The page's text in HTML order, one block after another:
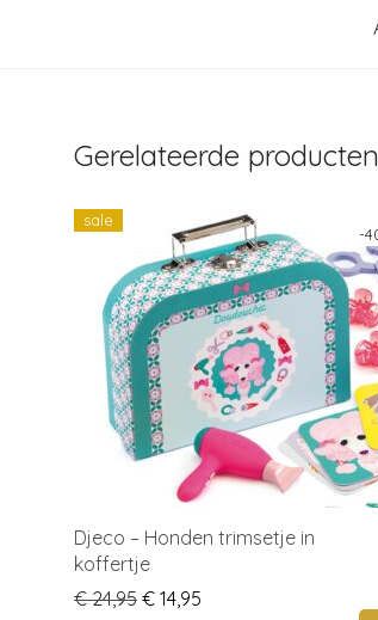
Gerelateerde producten
-
sale
Djeco – Honden trimsetje in
koffertje
€24,95 Original price was: € 24,95.
€ 14,95